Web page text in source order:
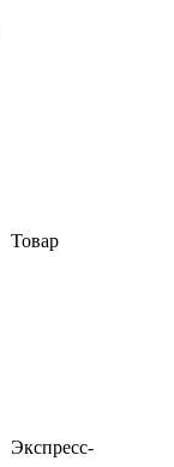
Товар
Экспресс-